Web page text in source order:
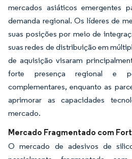
mercados asiáticos emergentes
demanda regional. Os líderes de
suas posições por meio de
suas redes de distribuição em
de aquisição visaram
forte presença regional e
complementares, enquanto as
aprimorar as capacidades
mercado.
Mercado Fragmentado com
O mercado de adesivos de